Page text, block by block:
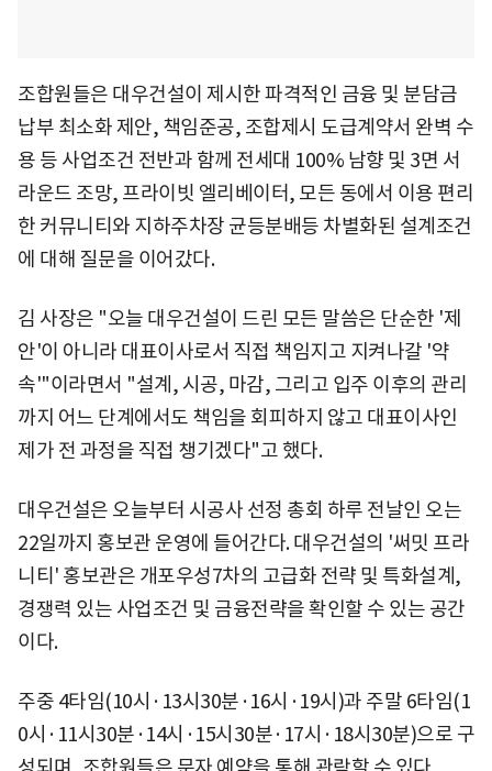
조합원들은 대우건설이 제시한 파격적인 금융 및 분담금
납부 최소화 제안, 책임준공, 조합제시 도급계약서 완벽 수
용 등 사업조건 전반과 함께 전세대 100% 남향 및 3면 서
라운드 조망, 프라이빗 엘리베이터, 모든 동에서 이용 편리
한 커뮤니티와 지하주차장 균등분배등 차별화된 설계조건
에 대해 질문을 이어갔다.
김 사장은 "오늘 대우건설이 드린 모든 말씀은 단순한 '제
안'이 아니라 대표이사로서 직접 책임지고 지켜나갈 '약
속'"이라면서 "설계, 시공, 마감, 그리고 입주 이후의 관리
까지 어느 단계에서도 책임을 회피하지 않고 대표이사인
제가 전 과정을 직접 챙기겠다"고 했다.
대우건설은 오늘부터 시공사 선정 총회 하루 전날인 오는
22일까지 홍보관 운영에 들어간다. 대우건설의 '써밋 프라
니티' 홍보관은 개포우성7차의 고급화 전략 및 특화설계,
경쟁력 있는 사업조건 및 금융전략을 확인할 수 있는 공간
이다.
주중 4타임(10시·13시30분·16시·19시)과 주말 6타임(1
0시·11시30분·14시·15시30분·17시·18시30분)으로 구